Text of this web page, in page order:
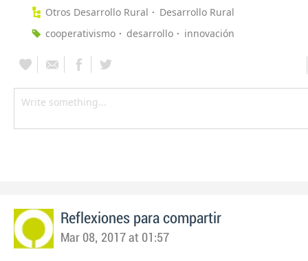
Otros Desarrollo Rural
Desarrollo Rural
cooperativismo
desarrollo innovación
Reflexiones para compartir
Mar 08, 2017 at 01:57